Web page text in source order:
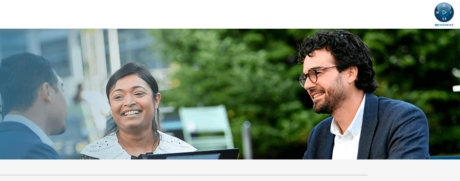
.
Obligatoire
.
Obligatoire